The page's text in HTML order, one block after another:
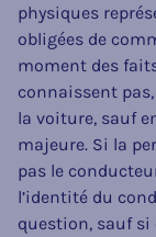
physiques
obligées de
moment des
connaissent
la voiture, sauf
majeure. Si la
pas le
l’identité du
question, sauf si